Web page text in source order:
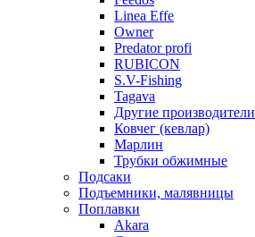
Linea Effe
Owner
Predator profi
RUBICON
S.V-Fishing
Tagava
Другие производители
Ковчег (кевлар)
Марлин
Трубки обжимные
Подсаки
Подъемники, малявницы
Поплавки
Akara